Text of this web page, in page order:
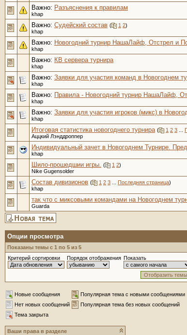
Важно: Разъяснения к правилам
khap
Важно: Судейский состав ( 1 2)
khap
Важно: Новогодний турнир НашаЛайф, Отстрел и
khap
Важно: КВ сервера турнира
khap
Важно: Заявки для участия команд в Новогоднем
khap
Важно: Правила - Новогодний турнир НашаЛайф,
khap
Важно: Заявки для участия игроков (микс) в
khap
Итоговая статистика новогоднего турнира ( 1 2 3
Аццкий Лэнддроппер
Индивидуальный зачет в Новогоднем Турнире.
khap
Шило-прошедшии игры. ( 1 2)
Nike Gugensolder
Состав дивизионов ( 1 2 3 Последняя страница)
khap
так что с миксовыми командами на Новогоднем
Guarda
Опции просмотра
Показаны темы с 1 по 5 из 5
Критерий сортировки
Порядок отображения Показать
Новые сообщения
Популярная тема с новыми сообщениями
Нет новых сообщений
Популярная тема без новых сообщений
Тема закрыта
Ваши права в разделе